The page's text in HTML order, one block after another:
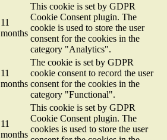
11
months
This cookie is set by GDPR
Cookie Consent plugin. The
cookie is used to store the user
consent for the cookies in the
category "Analytics".
11
months
The cookie is set by GDPR
cookie consent to record the user
consent for the cookies in the
category "Functional".
11
months
This cookie is set by GDPR
Cookie Consent plugin. The
cookies is used to store the user